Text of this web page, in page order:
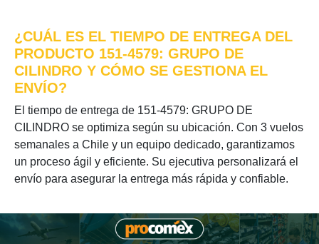
¿CUÁL ES EL TIEMPO DE ENTREGA DEL
PRODUCTO 151-4579: GRUPO DE
CILINDRO Y CÓMO SE GESTIONA EL
ENVÍO?
El tiempo de entrega de 151-4579: GRUPO DE
CILINDRO se optimiza según su ubicación. Con 3 vuelos
semanales a Chile y un equipo dedicado, garantizamos
un proceso ágil y eficiente. Su ejecutiva personalizará el
envío para asegurar la entrega más rápida y confiable.